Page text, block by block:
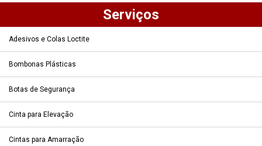
Serviços
Adesivos e Colas Loctite
Bombonas Plásticas
Botas de Segurança
Cinta para Elevação
Cintas para Amarração